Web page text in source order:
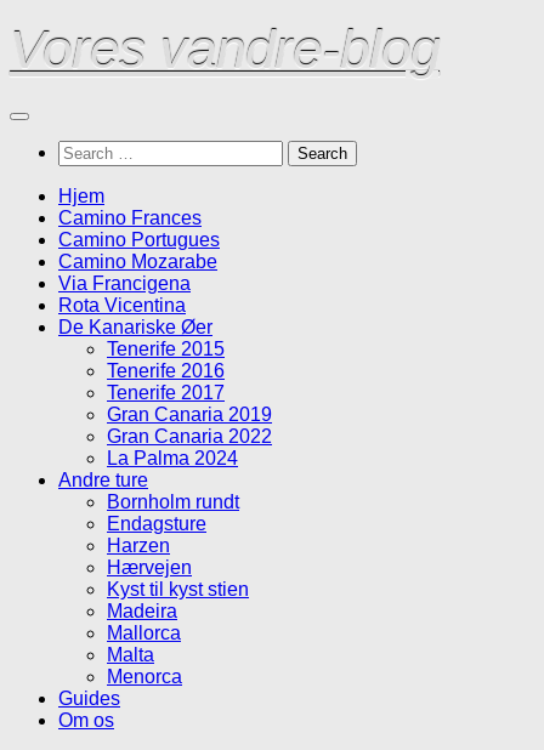
Skip
to
content
Vores vandre-blog
Search
for:
Hjem
Camino Frances
Camino Portugues
Camino Mozarabe
Via Francigena
Rota Vicentina
De Kanariske Øer
Tenerife 2015
Tenerife 2016
Tenerife 2017
Gran Canaria 2019
Gran Canaria 2022
La Palma 2024
Andre ture
Bornholm rundt
Endagsture
Harzen
Hærvejen
Kyst til kyst stien
Madeira
Mallorca
Malta
Menorca
Guides
Om os